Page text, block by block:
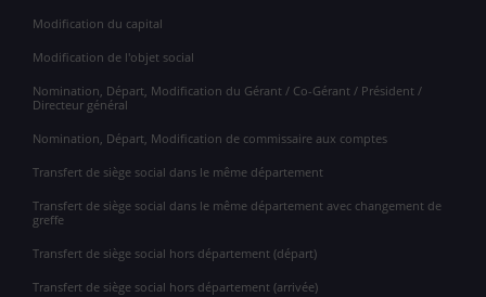
Modification du capital
Modification de l'objet social
Nomination, Départ, Modification du Gérant / Co-Gérant / Président /
Directeur général
Nomination, Départ, Modification de commissaire aux comptes
Transfert de siège social dans le même département
Transfert de siège social dans le même département avec changement de
greffe
Transfert de siège social hors département (départ)
Transfert de siège social hors département (arrivée)